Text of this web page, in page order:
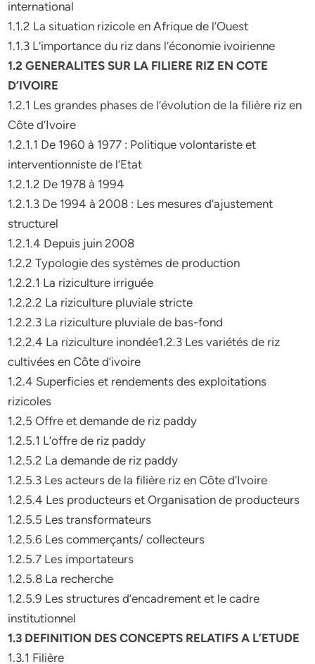
international
1.1.2 La situation rizicole en Afrique de l’Ouest
1.1.3 L’importance du riz dans l’économie ivoirienne
1.2 GENERALITES SUR LA FILIERE RIZ EN COTE
D’IVOIRE
1.2.1 Les grandes phases de l’évolution de la filière riz en
Côte d’Ivoire
1.2.1.1 De 1960 à 1977 : Politique volontariste et
interventionniste de l’Etat
1.2.1.2 De 1978 à 1994
1.2.1.3 De 1994 à 2008 : Les mesures d’ajustement
structurel
1.2.1.4 Depuis juin 2008
1.2.2 Typologie des systèmes de production
1.2.2.1 La riziculture irriguée
1.2.2.2 La riziculture pluviale stricte
1.2.2.3 La riziculture pluviale de bas-fond
1.2.2.4 La riziculture inondée1.2.3 Les variétés de riz
cultivées en Côte d’ivoire
1.2.4 Superficies et rendements des exploitations
rizicoles
1.2.5 Offre et demande de riz paddy
1.2.5.1 L’offre de riz paddy
1.2.5.2 La demande de riz paddy
1.2.5.3 Les acteurs de la filière riz en Côte d’Ivoire
1.2.5.4 Les producteurs et Organisation de producteurs
1.2.5.5 Les transformateurs
1.2.5.6 Les commerçants/ collecteurs
1.2.5.7 Les importateurs
1.2.5.8 La recherche
1.2.5.9 Les structures d’encadrement et le cadre
institutionnel
1.3 DEFINITION DES CONCEPTS RELATIFS A L’ETUDE
1.3.1 Filière